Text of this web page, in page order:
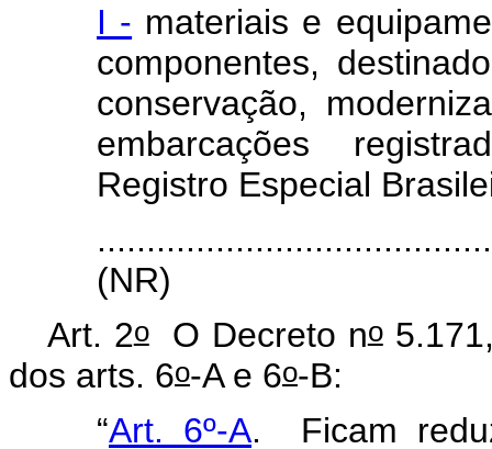
I - materiais e
componentes,
conservação,
embarcações
Registro Especial
(NR)
Art. 2oO Decreto no
dos arts. 6o-A e 6o-B:
“Art. 6º-A. Ficam